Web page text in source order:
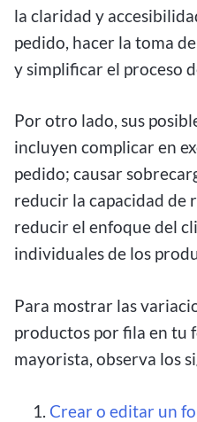
la claridad y
pedido, hacer la toma
y simplificar el proceso
Por otro lado, sus
incluyen complicar en
pedido; causar
reducir la capacidad de
reducir el enfoque del
individuales de los
Para mostrar las
productos por fila en tu
mayorista, observa los
Crear o editar un